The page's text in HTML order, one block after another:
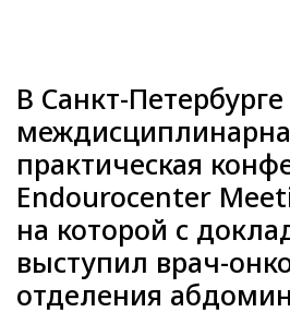
В Санкт-
практическая
Endourocenter
на которой с
выступил врач-
отделения